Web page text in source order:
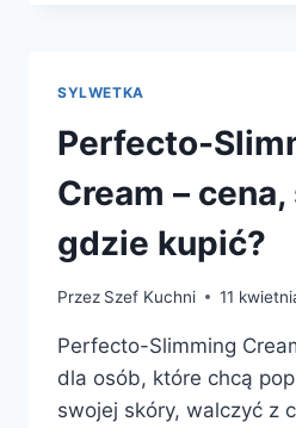
SYLWETKA
Perfecto-
Cream – cena,
gdzie kupić?
Przez Szef Kuchni 11
Perfecto-Slimming
dla osób, które chcą
swojej skóry, walczyć z